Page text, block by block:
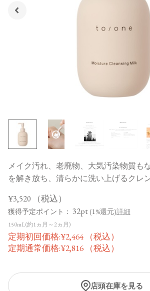
メイク汚れ、老廃物、大気汚染物質も
を解き放ち、清らかに洗い上げるクレ
¥3,520 （税込）
獲得予定ポイント： 32pt (1%還元)詳細
150mL(約1ヵ月～2ヵ月)
定期初回価格:¥2,464（税込）
定期通常価格:¥2,816（税込）
店頭在庫を見る